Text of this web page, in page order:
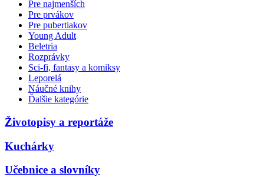
Pre najmenších
Pre prvákov
Pre pubertiakov
Young Adult
Beletria
Rozprávky
Sci-fi, fantasy a komiksy
Leporelá
Náučné knihy
Ďalšie kategórie
Životopisy a reportáže
Kuchárky
Učebnice a slovníky